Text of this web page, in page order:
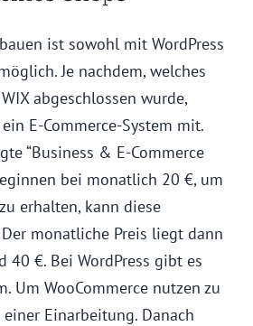
ist sowohl mit WordPress
Je nachdem, welches
abgeschlossen wurde,
E-Commerce-System mit.
“Business & E-Commerce
bei monatlich 20 €, um
erhalten, kann diese
monatliche Preis liegt dann
40 €. Bei WordPress gibt es
Um WooCommerce nutzen zu
Einarbeitung. Danach